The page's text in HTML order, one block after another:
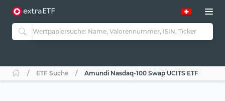
ETF Suche Amundi Nasdaq-100 Swap UCITS ETF